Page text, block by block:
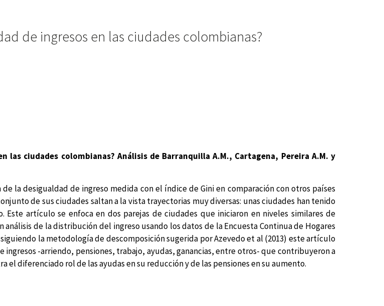
de ingresos en las ciudades colombianas?
las ciudades colombianas? Análisis de Barranquilla A.M., Cartagena, Pereira A.M. y
la desigualdad de ingreso medida con el índice de Gini en comparación con otros países
de sus ciudades saltan a la vista trayectorias muy diversas: unas ciudades han tenido
artículo se enfoca en dos parejas de ciudades que iniciaron en niveles similares de
de la distribución del ingreso usando los datos de la Encuesta Continua de Hogares
siguiendo la metodología de descomposición sugerida por Azevedo et al (2013) este artículo
-arriendo, pensiones, trabajo, ayudas, ganancias, entre otros- que contribuyeron a
diferenciado rol de las ayudas en su reducción y de las pensiones en su aumento.